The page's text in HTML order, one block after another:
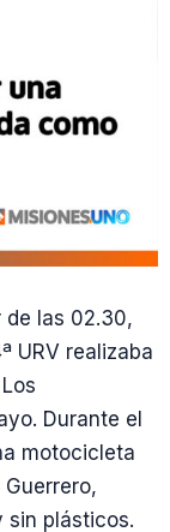
de las 02.30,
URV realizaba
Durante el
motocicleta
sin plásticos.